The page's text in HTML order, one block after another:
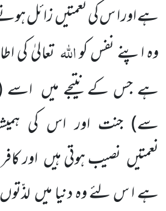
ہے اور ا س کی نعمتیں زائل
وہ اپنے نفس کواللہتعالیٰ کی
ہے جس کے نتیجے میں اسے
سے)جنت اور اس کی
نعمتیں نصیب ہوتی ہیں اور
ہے ا س لئے وہ دنیا میں